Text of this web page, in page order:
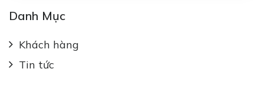
Danh Mục
Khách hàng
Tin tức